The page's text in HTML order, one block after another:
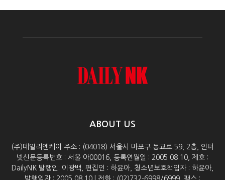
ABOUT US
(주)데일리엔케이 주소 : (04018) 서울시 마포구 동교로 59, 2층, 인터
넷신문등록번호 : 서울 아00016, 등록연월일 : 2005.08.10, 제호 :
DailyNK 발행인: 이광백, 편집인 : 하윤아, 청소년보호책임자 : 하윤아,
발행일자 : 2005.08.10 | 전화 : (02)732-6998/6999, 팩스 :